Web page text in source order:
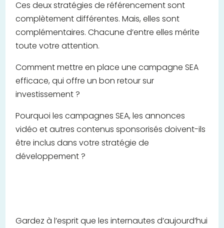
Ces deux stratégies de référencement sont
complètement différentes. Mais, elles sont
complémentaires. Chacune d’entre elles mérite
toute votre attention.
Comment mettre en place une campagne SEA
efficace, qui offre un bon retour sur
investissement ?
Pourquoi les campagnes SEA, les annonces
vidéo et autres contenus sponsorisés doivent-ils
être inclus dans votre stratégie de
développement ?
Gardez à l’esprit que les internautes d’aujourd’hui